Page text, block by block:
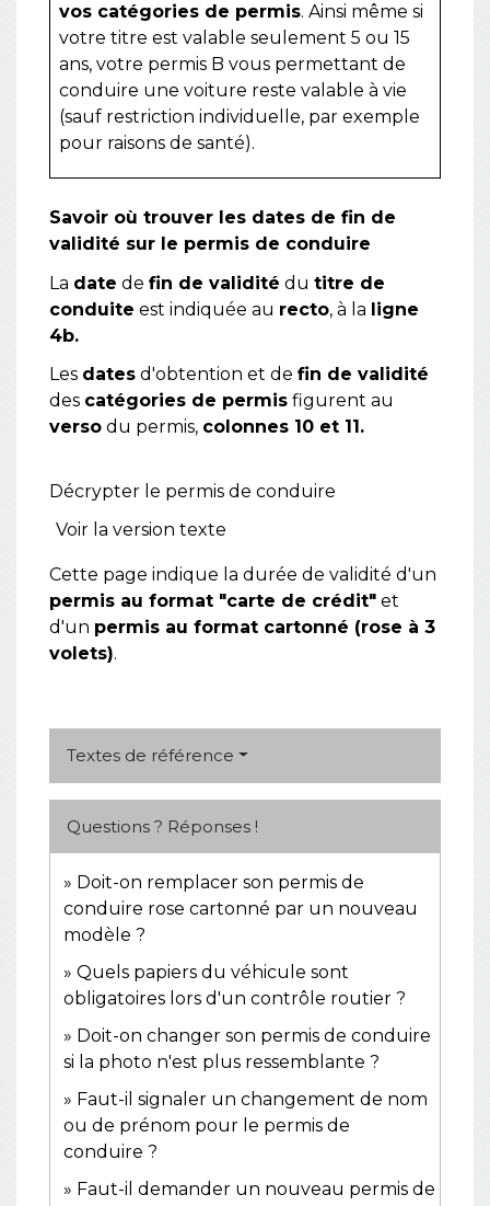
vos catégories de permis. Ainsi même si
votre titre est valable seulement 5 ou 15
ans, votre permis B vous permettant de
conduire une voiture reste valable à vie
(sauf restriction individuelle, par exemple
pour raisons de santé).
Savoir où trouver les dates de fin de
validité sur le permis de conduire
La date de fin de validité du titre de
conduite est indiquée au recto, à la ligne
4b.
Les dates d'obtention et de fin de validité
des catégories de permis figurent au
verso du permis, colonnes 10 et 11.
Décrypter le permis de conduire
Voir la version texte
Cette page indique la durée de validité d'un
permis au format "carte de crédit" et
d'un permis au format cartonné (rose à 3
volets).
Textes de référence
Questions ? Réponses !
Doit-on remplacer son permis de
conduire rose cartonné par un nouveau
modèle ?
Quels papiers du véhicule sont
obligatoires lors d'un contrôle routier ?
Doit-on changer son permis de conduire
si la photo n'est plus ressemblante ?
Faut-il signaler un changement de nom
ou de prénom pour le permis de
conduire ?
Faut-il demander un nouveau permis de